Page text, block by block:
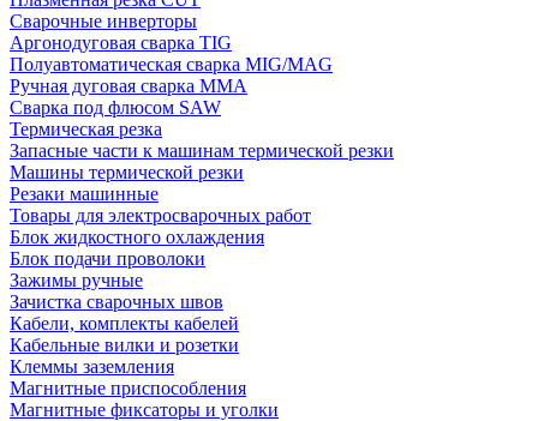
Сварочные инверторы
Аргонодуговая сварка TIG
Полуавтоматическая сварка MIG/MAG
Ручная дуговая сварка MMA
Сварка под флюсом SAW
Термическая резка
Запасные части к машинам термической резки
Машины термической резки
Резаки машинные
Товары для электросварочных работ
Блок жидкостного охлаждения
Блок подачи проволоки
Зажимы ручные
Зачистка сварочных швов
Кабели, комплекты кабелей
Кабельные вилки и розетки
Клеммы заземления
Магнитные приспособления
Магнитные фиксаторы и уголки